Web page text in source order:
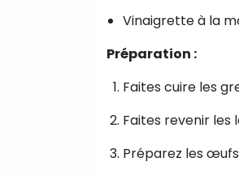
Vinaigrette à la
Préparation :
Faites cuire les
Faites revenir les
Préparez les